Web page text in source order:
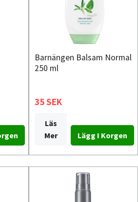
Barnängen Balsam Normal
250 ml
35 SEK
Läs
Mer